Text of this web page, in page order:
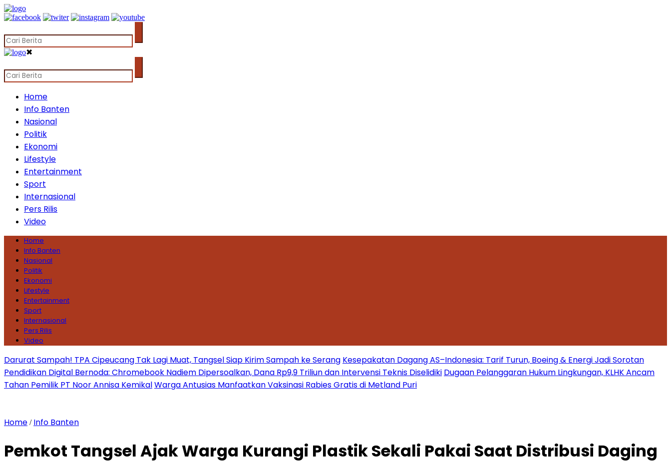
✖
Home
Info Banten
Nasional
Politik
Ekonomi
Lifestyle
Entertainment
Sport
Internasional
Pers Rilis
Video
Home
Info Banten
Nasional
Politik
Ekonomi
Lifestyle
Entertainment
Sport
Internasional
Pers Rilis
Video
Darurat Sampah! TPA Cipeucang Tak Lagi Muat, Tangsel Siap Kirim Sampah ke Serang Kesepakatan Dagang AS–Indonesia: Tarif Turun, Boeing & Energi Jadi Sorotan
Pendidikan Digital Bernoda: Chromebook Nadiem Dipersoalkan, Dana Rp9,9 Triliun dan Intervensi Teknis Diselidiki Dugaan Pelanggaran Hukum Lingkungan, KLHK Ancam
Tahan Pemilik PT Noor Annisa KemikalWarga Antusias Manfaatkan Vaksinasi Rabies Gratis di Metland Puri
Home / Info Banten
Pemkot Tangsel Ajak Warga Kurangi Plastik Sekali Pakai Saat Distribusi Daging